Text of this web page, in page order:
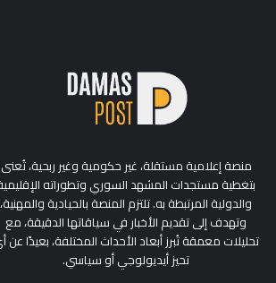
منصة إعلامية مستقلة، غير حكومية وغير ربحية، تُعنى
بتغطية مستجدات المشهد السوري وتطوراته
والدولية المرتبطة به. تلتزم المنصة بالحيادية والمهنية،
وتهدف إلى تقديم الأخبار في سياقاتها الدقيقة، مع
تحليلات معمقة تُبرز أبعاد الأحداث المختلفة، بعيدًا عن
تحيز أيديولوجي أو سياسي.